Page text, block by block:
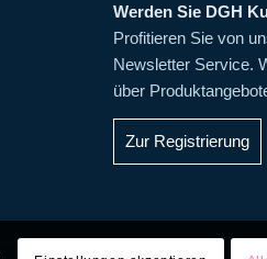
Werden Sie DGH
Profitieren Sie von
Newsletter Service.
über
Zur Registrierung